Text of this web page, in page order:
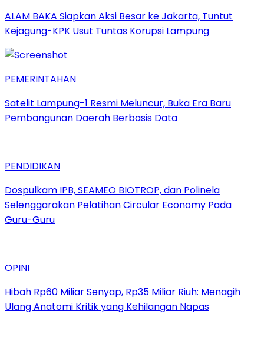
ALAM BAKA Siapkan Aksi Besar ke Jakarta, Tuntut
Kejagung-KPK Usut Tuntas Korupsi Lampung
PEMERINTAHAN
Satelit Lampung-1 Resmi Meluncur, Buka Era Baru
Pembangunan Daerah Berbasis Data
PENDIDIKAN
Dospulkam IPB, SEAMEO BIOTROP, dan Polinela
Selenggarakan Pelatihan Circular Economy Pada
Guru-Guru
OPINI
Hibah Rp60 Miliar Senyap, Rp35 Miliar Riuh: Menagih
Ulang Anatomi Kritik yang Kehilangan Napas